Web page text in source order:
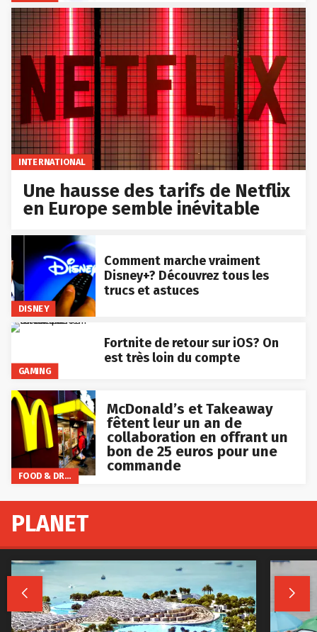
INTERNATIONAL
Une hausse des tarifs de Netflix
en Europe semble inévitable
DISNEY
Comment marche vraiment
Disney+? Découvrez tous les
trucs et astuces
GAMING
Fortnite de retour sur iOS? On
est très loin du compte
FOOD & DRINKS
McDonald’s et Takeaway
fêtent leur un an de
collaboration en offrant un
bon de 25 euros pour une
commande
PLANET
 